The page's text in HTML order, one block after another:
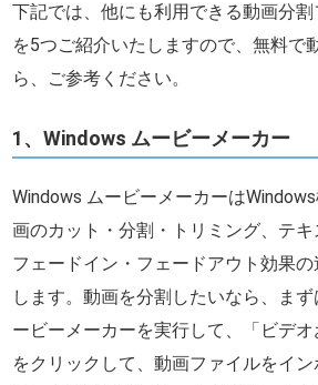
下記では、他にも利用できる動画分
を5つご紹介いたしますので、無料で
ら、ご参考ください。
1、Windows ムービーメーカー
Windows ムービーメーカーは
画のカット・分割・トリミング、テキ
フェードイン・フェードアウト効果
します。動画を分割したいなら、ま
ービーメーカーを実行して、「ビデオ
をクリックして、動画ファイルをイ